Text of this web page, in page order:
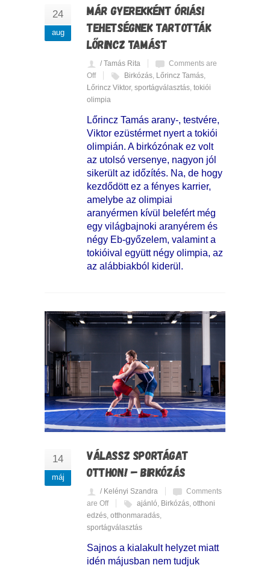
24
aug
MÁR GYEREKKÉNT ÓRIÁSI
TEHETSÉGNEK TARTOTTÁK
LŐRINCZ TAMÁST
/ Tamás Rita
Comments are
Off
Birkózás, Lőrincz Tamás,
Lőrincz Viktor, sportágválasztás, tokiói
olimpia
Lőrincz Tamás arany-, testvére,
Viktor ezüstérmet nyert a tokiói
olimpián. A birkózónak ez volt
az utolsó versenye, nagyon jól
sikerült az időzítés. Na, de hogy
kezdődött ez a fényes karrier,
amelybe az olimpiai
aranyérmen kívül belefért még
egy világbajnoki aranyérem és
négy Eb-győzelem, valamint a
tokióival együtt négy olimpia, az
az alábbiakból kiderül.
14
máj
VÁLASSZ SPORTÁGAT
OTTHON! – BIRKÓZÁS
/ Kelényi Szandra
Comments
are Off
ajánló, Birkózás, otthoni
edzés, otthonmaradás,
sportágválasztás
Sajnos a kialakult helyzet miatt
idén májusban nem tudjuk